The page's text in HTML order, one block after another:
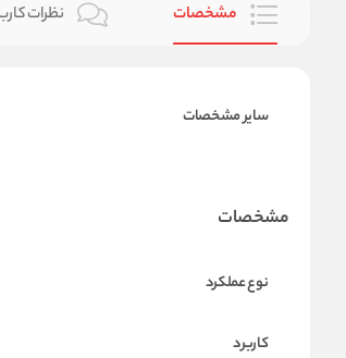
مشخصات نظرات
سایر مشخصات
مشخصات
نوع عملکرد
کاربرد